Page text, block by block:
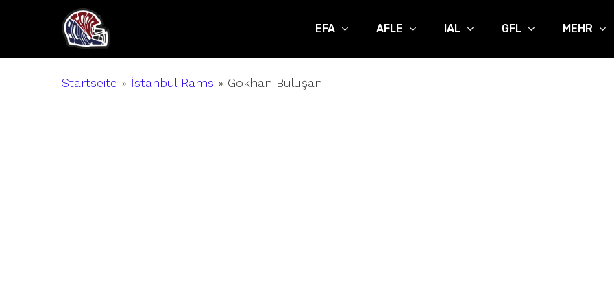
main
EFA AFLE IAL GFL MEHR
Startseite » İstanbul Rams » Gökhan Buluşan